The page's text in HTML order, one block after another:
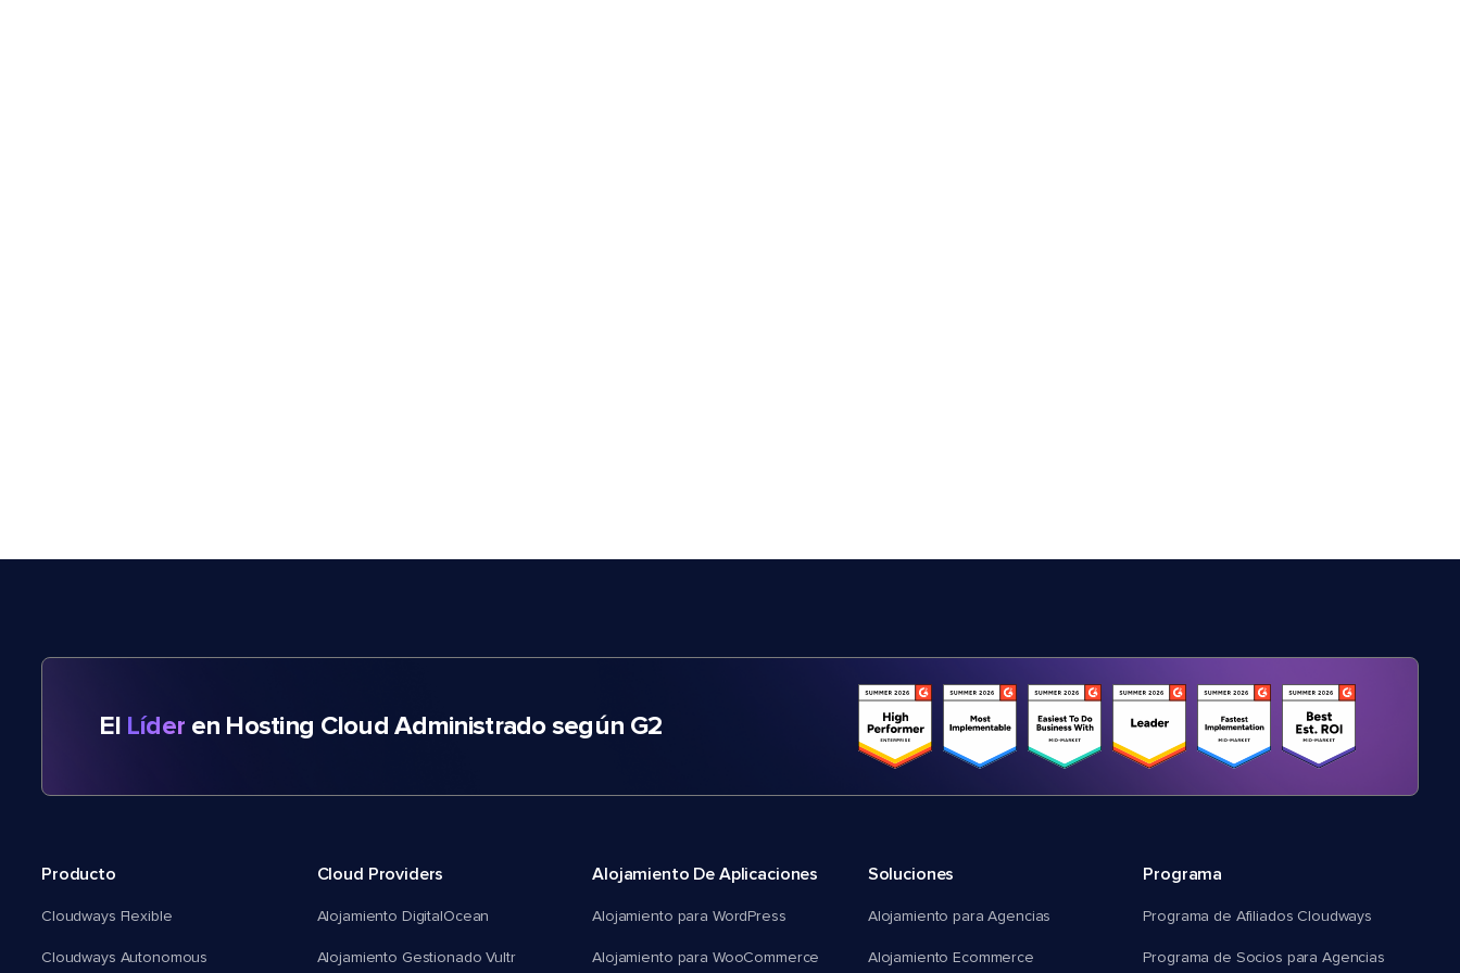
El Líder en Hosting Cloud Administrado según G2
Producto
Cloudways Flexible
Cloudways Autonomous
Cloud Providers
Alojamiento DigitalOcean
Alojamiento Gestionado Vultr
Alojamiento De Aplicaciones
Alojamiento para WordPress
Alojamiento para WooCommerce
Soluciones
Alojamiento para Agencias
Alojamiento Ecommerce
Programa
Programa de Afiliados Cloudways
Programa de Socios para Agencias